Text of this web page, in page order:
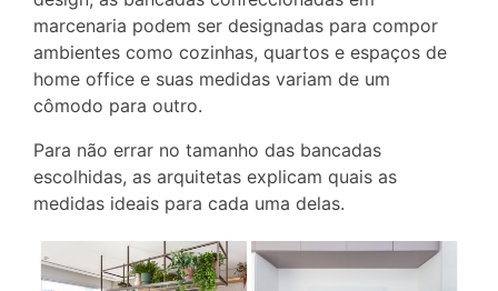
marcenaria podem ser designadas para compor
ambientes como cozinhas, quartos e espaços de
home office e suas medidas variam de um
cômodo para outro.
Para não errar no tamanho das bancadas
escolhidas, as arquitetas explicam quais as
medidas ideais para cada uma delas.